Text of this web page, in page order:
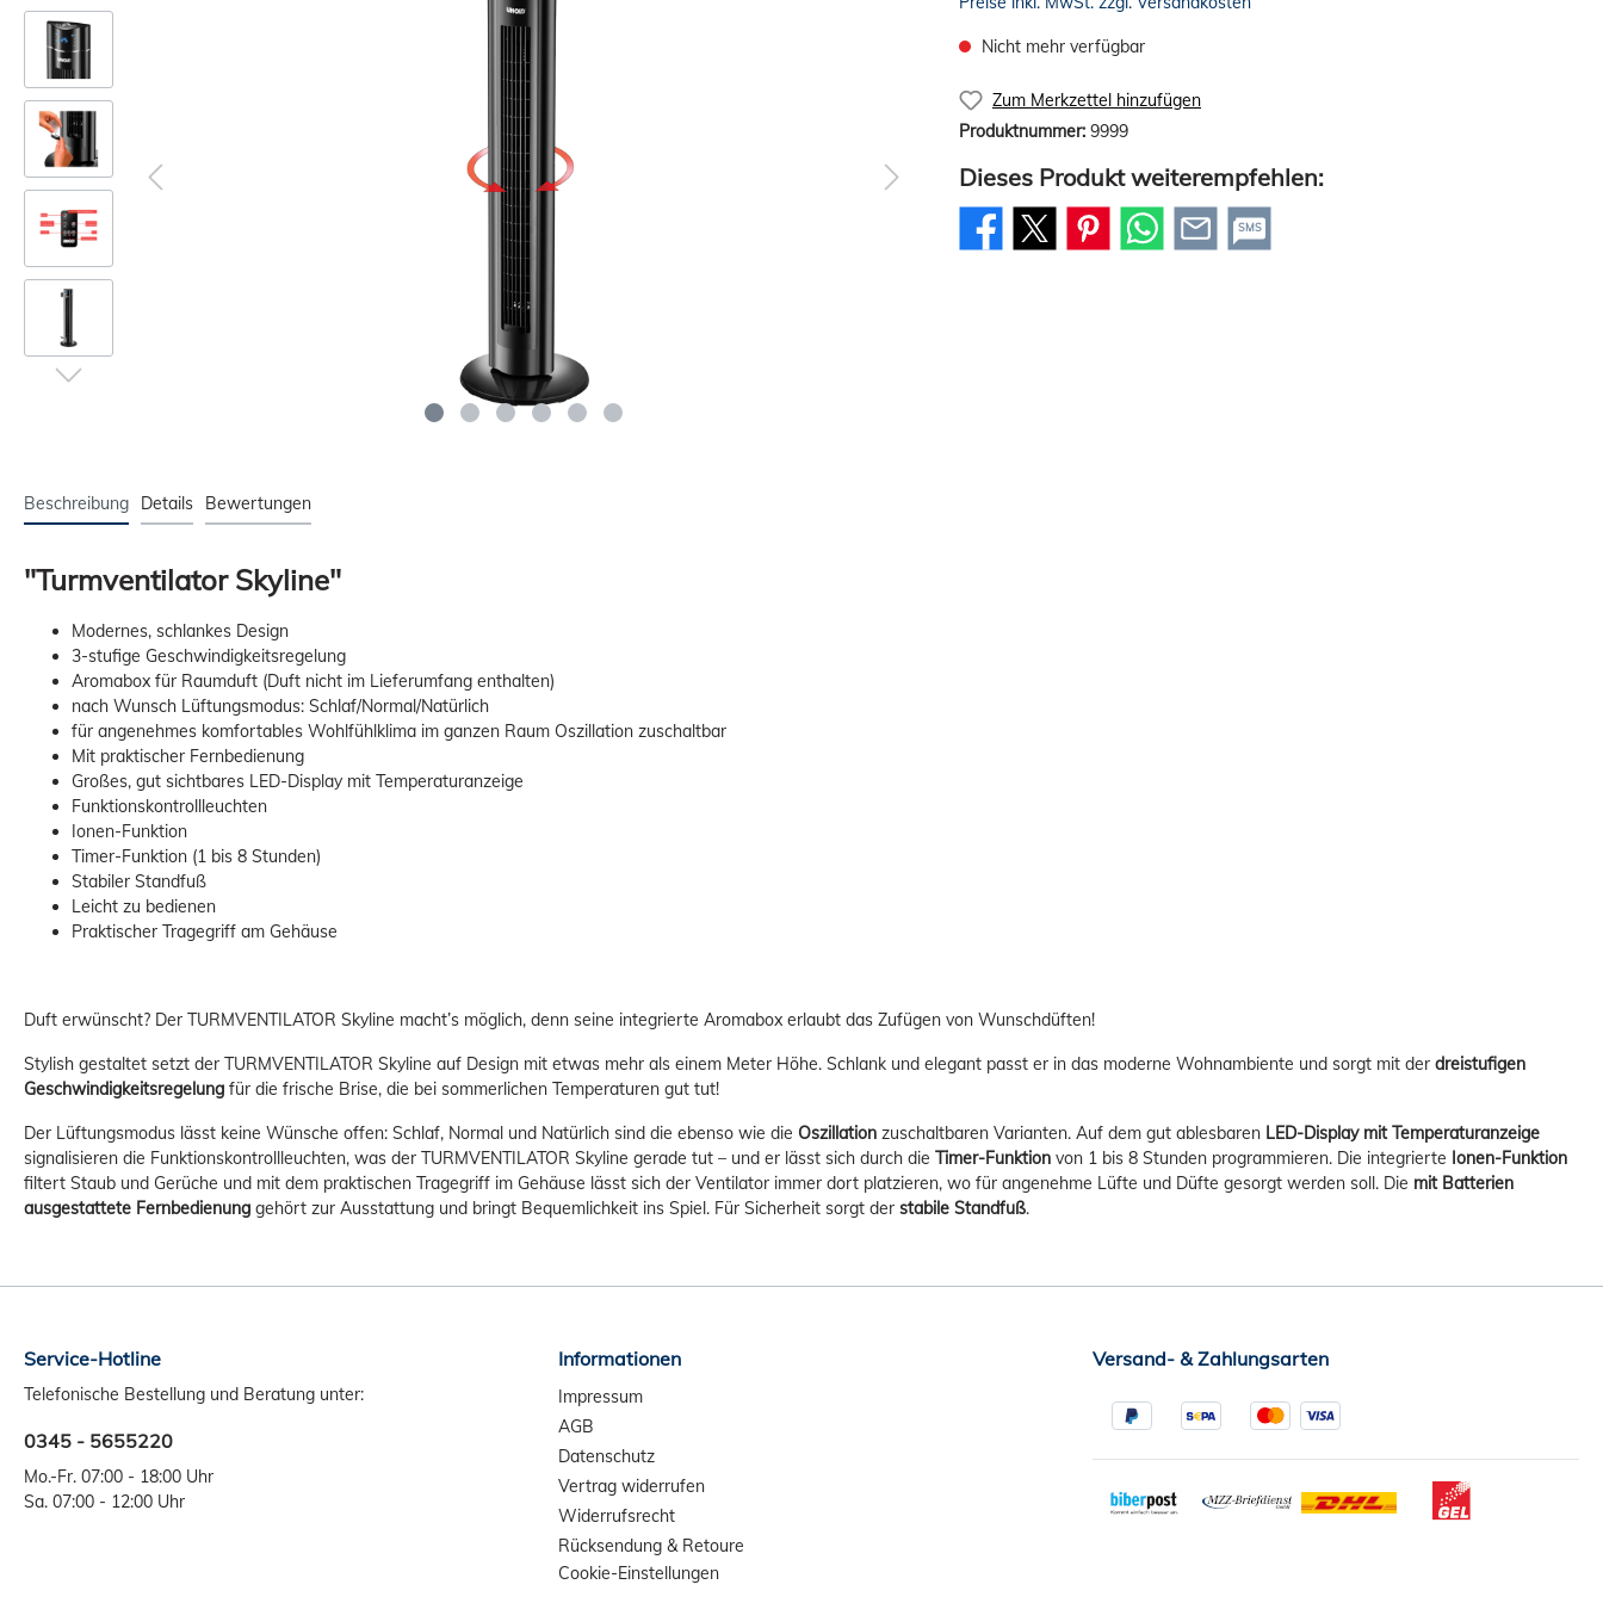
Nicht mehr verfügbar
Zum Merkzettel hinzufügen
Produktnummer: 9999
Dieses Produkt weiterempfehlen:
SMS
Beschreibung Details Bewertungen
"Turmventilator Skyline"
Modernes, schlankes Design
3-stufige Geschwindigkeitsregelung
Aromabox für Raumduft (Duft nicht im Lieferumfang enthalten)
nach Wunsch Lüftungsmodus: Schlaf/Normal/Natürlich
für angenehmes komfortables Wohlfühlklima im ganzen Raum Oszillation zuschaltbar
Mit praktischer Fernbedienung
Großes, gut sichtbares LED-Display mit Temperaturanzeige
Funktionskontrollleuchten
Ionen-Funktion
Timer-Funktion (1 bis 8 Stunden)
Stabiler Standfuß
Leicht zu bedienen
Praktischer Tragegriff am Gehäuse
Duft erwünscht? Der TURMVENTILATOR Skyline macht’s möglich, denn seine integrierte Aromabox erlaubt das Zufügen von Wunschdüften!
Stylish gestaltet setzt der TURMVENTILATOR Skyline auf Design mit etwas mehr als einem Meter Höhe. Schlank und elegant passt er in das moderne Wohnambiente und sorgt mit der dreistufigen
Geschwindigkeitsregelung für die frische Brise, die bei sommerlichen Temperaturen gut tut!
Der Lüftungsmodus lässt keine Wünsche offen: Schlaf, Normal und Natürlich sind die ebenso wie die Oszillation zuschaltbaren Varianten. Auf dem gut ablesbaren LED-Display mit Temperaturanzeige
signalisieren die Funktionskontrollleuchten, was der TURMVENTILATOR Skyline gerade tut – und er lässt sich durch die Timer-Funktion von 1 bis 8 Stunden programmieren. Die integrierte Ionen-Funktion
filtert Staub und Gerüche und mit dem praktischen Tragegriff im Gehäuse lässt sich der Ventilator immer dort platzieren, wo für angenehme Lüfte und Düfte gesorgt werden soll. Die mit Batterien
ausgestattete Fernbedienung gehört zur Ausstattung und bringt Bequemlichkeit ins Spiel. Für Sicherheit sorgt der stabile Standfuß.
Service-Hotline
Telefonische Bestellung und Beratung unter:
0345 - 5655220
Mo.-Fr. 07:00 - 18:00 Uhr
Sa. 07:00 - 12:00 Uhr
Informationen
Impressum
AGB
Datenschutz
Vertrag widerrufen
Widerrufsrecht
Rücksendung & Retoure
Cookie-Einstellungen
Versand- & Zahlungsarten